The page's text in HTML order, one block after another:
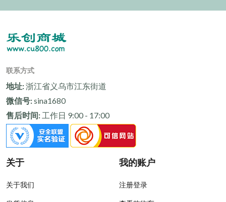
联系方式
地址:浙江省义乌市江东街道
微信号:sina1680
售后时间: 工作日 9:00 - 17:00
关于
关于我们
我的账户
注册登录